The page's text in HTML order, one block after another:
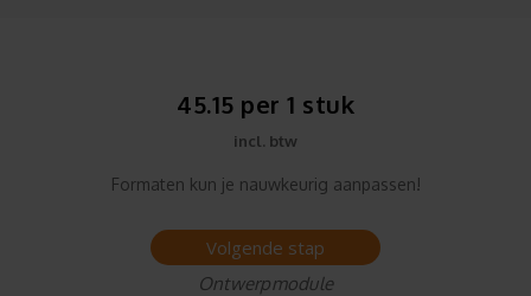
45.15 per 1 stuk
incl. btw
Formaten kun je nauwkeurig aanpassen!
Volgende stap
Ontwerpmodule